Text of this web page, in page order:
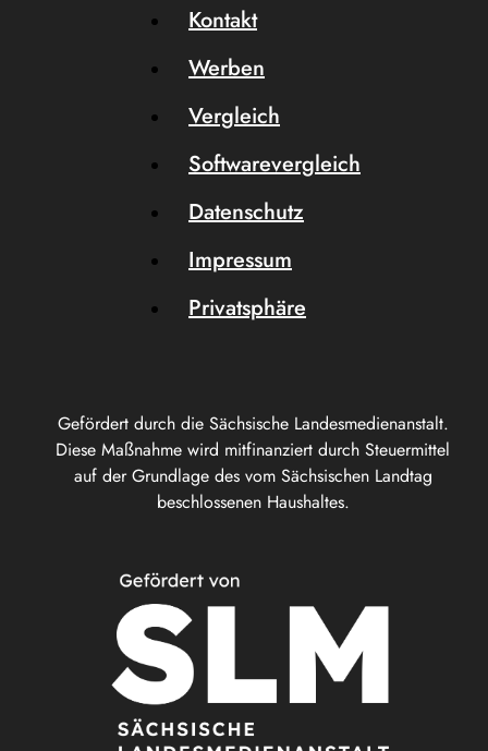
Gefördert durch die Sächsische Landesmedienanstalt.
Diese Maßnahme wird mitfinanziert durch Steuermittel
auf der Grundlage des vom Sächsischen Landtag
beschlossenen Haushaltes.
Kontakt
Werben
Vergleich
Softwarevergleich
Datenschutz
Impressum
Privatsphäre